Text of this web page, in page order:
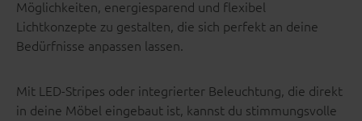
Möglichkeiten, energiesparend und flexibel
Lichtkonzepte zu gestalten, die sich perfekt an deine
Bedürfnisse anpassen lassen.
Mit LED-Stripes oder integrierter Beleuchtung, die direkt
in deine Möbel eingebaut ist, kannst du stimmungsvolle